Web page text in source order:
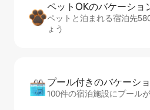
ペットOKのバ⁠ケ⁠ー⁠シ⁠ョ⁠
ペットと泊まれる宿泊先
ょう
プール付きのバ⁠ケ⁠ー⁠シ⁠
100件の宿泊施設にプール